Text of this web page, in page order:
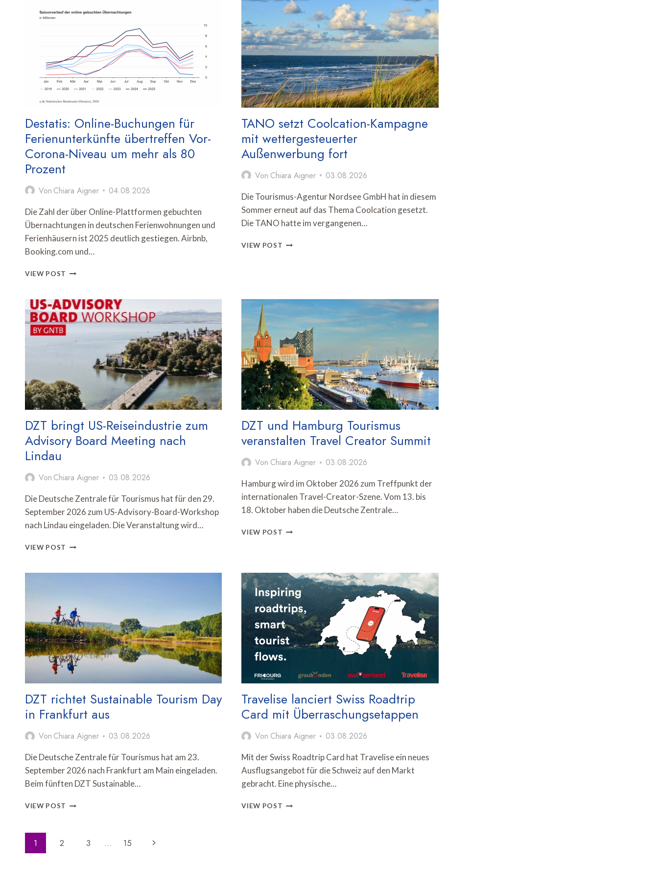
FAIRE
TOURISMUSBRANCHE
SOLO
TRAVEL
IN
DEUTSCHLAND
Destatis: Online-Buchungen für
Ferienunterkünfte übertreffen Vor-
Corona-Niveau um mehr als 80
Prozent
Von Chiara Aigner 04.08.2026
Die Zahl der über Online-Plattformen gebuchten
Übernachtungen in deutschen Ferienwohnungen und
Ferienhäusern ist 2025 deutlich gestiegen. Airbnb,
Booking.com und…
VIEW POST DESTATIS:
FÜR
FERIENUNTERKÜNFTE
ÜBERTREFFEN
CORONA-
ALS
80
PROZENT
TANO setzt Coolcation-Kampagne
mit wettergesteuerter
Außenwerbung fort
Von Chiara Aigner 03.08.2026
Die Tourismus-Agentur Nordsee GmbH hat in diesem
Sommer erneut auf das Thema Coolcation gesetzt.
Die TANO hatte im vergangenen…
VIEW POST TANO
AUSSENWERBUNG F
ORT
DZT bringt US-Reiseindustrie zum
Advisory Board Meeting nach
Lindau
Von Chiara Aigner 03.08.2026
Die Deutsche Zentrale für Tourismus hat für den 29.
September 2026 zum US-Advisory-Board-Workshop
nach Lindau eingeladen. Die Veranstaltung wird…
VIEW POST DZT
REISEINDUSTRIE
BOARD
MEETING
NACH
LINDAU
DZT und Hamburg Tourismus
veranstalten Travel Creator Summit
Von Chiara Aigner 03.08.2026
Hamburg wird im Oktober 2026 zum Treffpunkt der
internationalen Travel-Creator-Szene. Vom 13. bis
18. Oktober haben die Deutsche Zentrale…
VIEW POST DZT
TRAVEL
CREATOR
SUMMIT
DZT richtet Sustainable Tourism Day
in Frankfurt aus
Von Chiara Aigner 03.08.2026
Die Deutsche Zentrale für Tourismus hat am 23.
September 2026 nach Frankfurt am Main eingeladen.
Beim fünften DZT Sustainable…
VIEW POST DZT
Travelise lanciert Swiss Roadtrip
Card mit Überraschungsetappen
Von Chiara Aigner 03.08.2026
Mit der Swiss Roadtrip Card hat Travelise ein neues
Ausflugsangebot für die Schweiz auf den Markt
gebracht. Eine physische…
VIEW POST TRAVELISE
Seitennavigation
1 2 3 … 15
Nächste